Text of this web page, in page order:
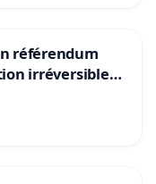
référendum
irréversible